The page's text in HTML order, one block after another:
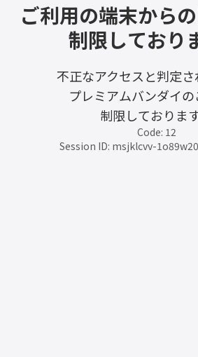
ご利用の端末から
制限しており
不正なアクセスと判定さ
プレミアムバンダイ
制限しております
Code: 12
Session ID: msjklcvv-